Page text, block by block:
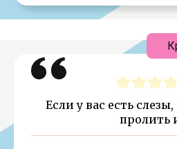
Если у вас есть
пролить